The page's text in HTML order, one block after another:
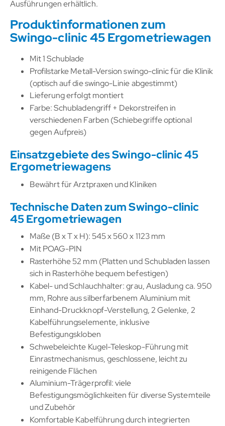
Ausführungen erhältlich.
Produktinformationen zum
Swingo-clinic 45 Ergometriewagen
Mit 1 Schublade
Profilstarke Metall-Version swingo-clinic für die Klinik
(optisch auf die swingo-Linie abgestimmt)
Lieferung erfolgt montiert
Farbe: Schubladengriff + Dekorstreifen in
verschiedenen Farben (Schiebegriffe optional
gegen Aufpreis)
Einsatzgebiete des Swingo-clinic 45
Ergometriewagens
Bewährt für Arztpraxen und Kliniken
Technische Daten zum Swingo-clinic
45 Ergometriewagen
Maße (B x T x H): 545 x 560 x 1123 mm
Mit POAG-PIN
Rasterhöhe 52 mm (Platten und Schubladen lassen
sich in Rasterhöhe bequem befestigen)
Kabel- und Schlauchhalter: grau, Ausladung ca. 950
mm, Rohre aus silberfarbenem Aluminium mit
Einhand-Druckknopf-Verstellung, 2 Gelenke, 2
Kabelführungselemente, inklusive
Befestigungskloben
Schwebeleichte Kugel-Teleskop-Führung mit
Einrastmechanismus, geschlossene, leicht zu
reinigende Flächen
Aluminium-Trägerprofil: viele
Befestigungsmöglichkeiten für diverse Systemteile
und Zubehör
Komfortable Kabelführung durch integrierten